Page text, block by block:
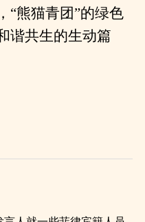
“熊猫青团”的绿色
谐共生的生动篇